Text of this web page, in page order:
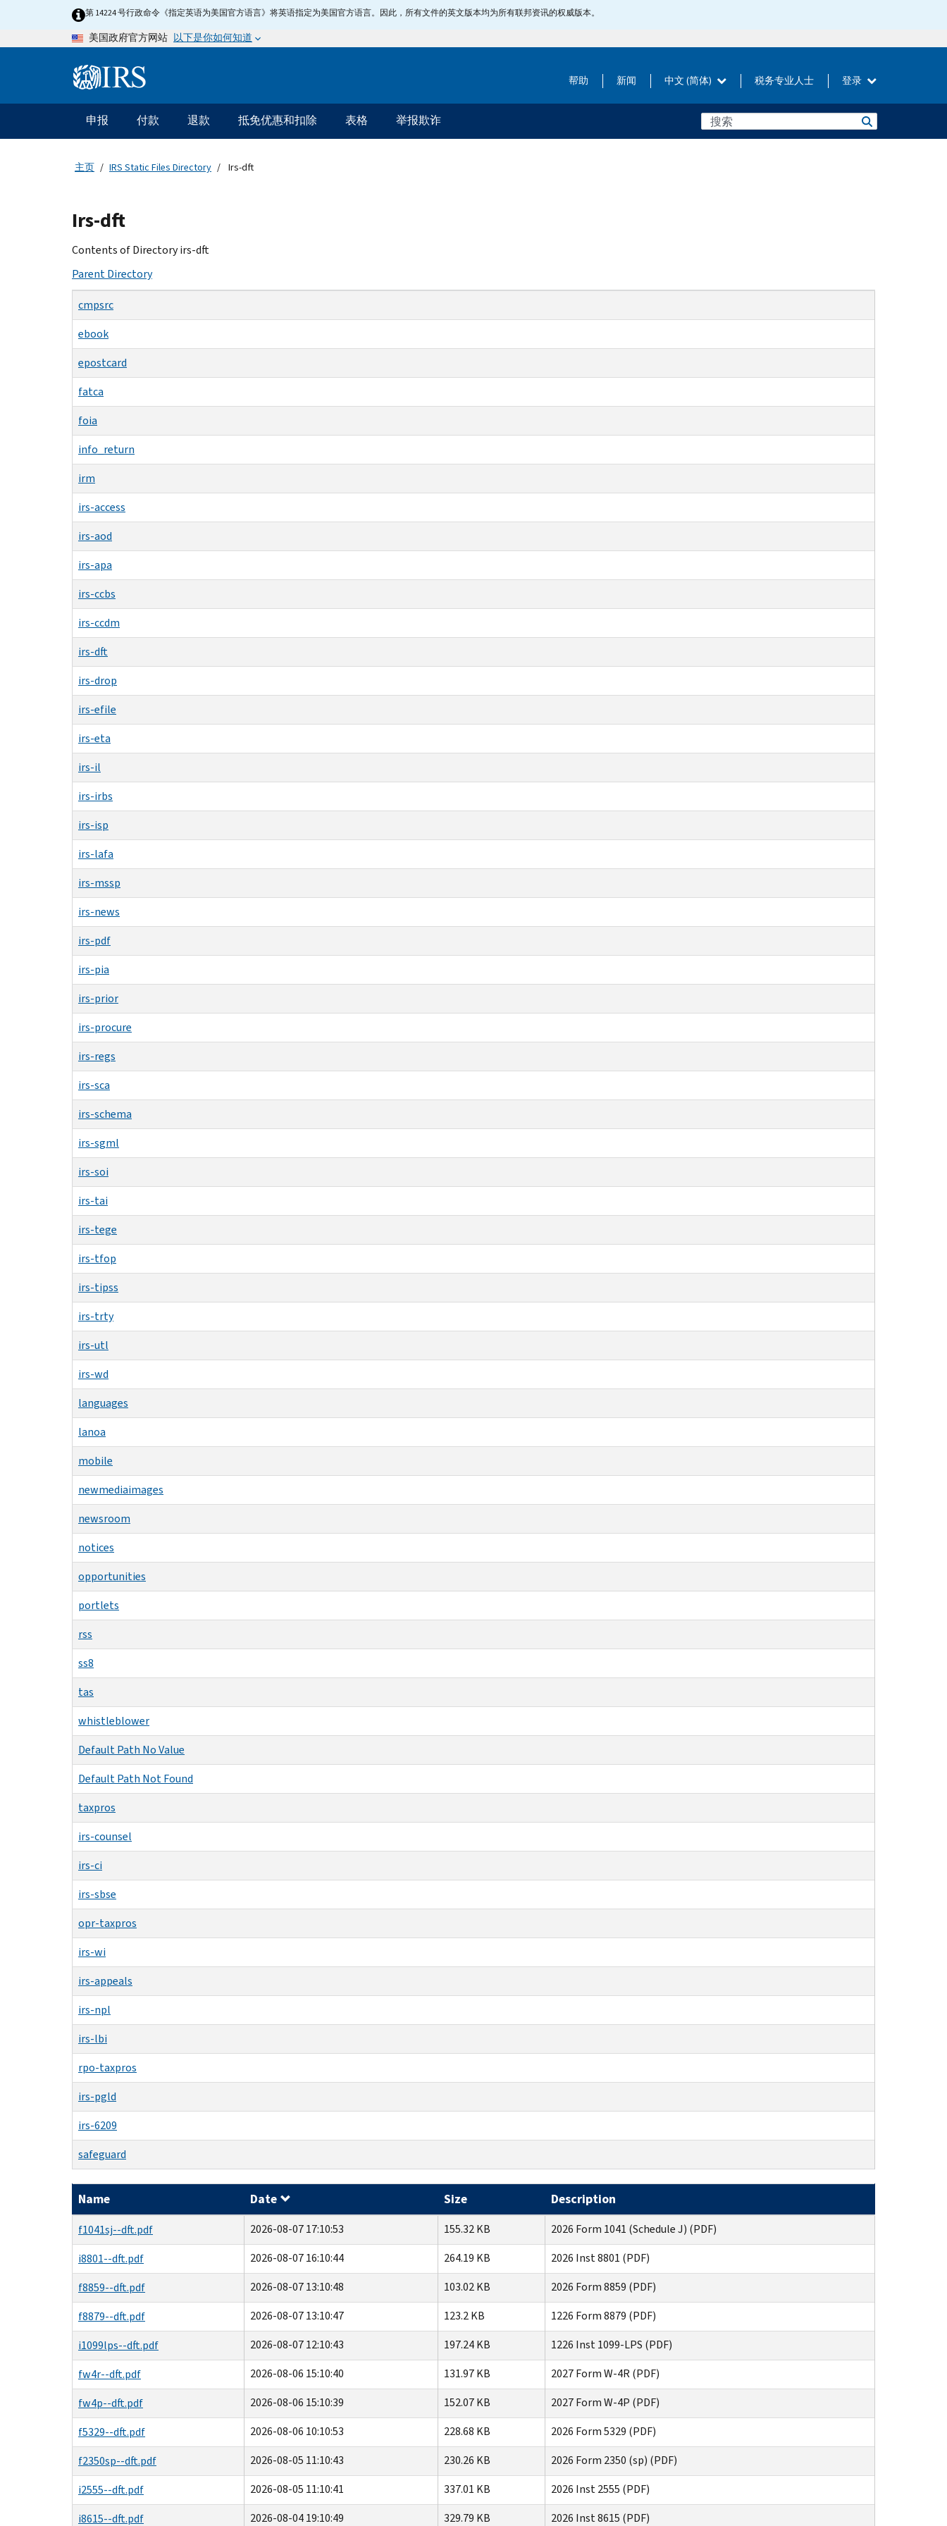
第 14224 号行政命令《指定英语为美国官方语言》将英语指定为美国官方语言。因此，所有文件的英文版本均为所有联邦资讯的权威版本。
美国政府官方网站 以下是你如何知道
Information 帮助 新闻 中文 (简体) 税务专业人士 登录
主
要
导
申报 付款 退款 抵免优惠和扣除 表格 举报欺诈
主页 IRS Static Files Directory Irs-dft
Beginning
of
main
Irs-dft
Contents of Directory irs-dft
Parent Directory
cmpsrc
ebook
epostcard
fatca
foia
info_return
irm
irs-access
irs-aod
irs-apa
irs-ccbs
irs-ccdm
irs-dft
irs-drop
irs-efile
irs-eta
irs-il
irs-irbs
irs-isp
irs-lafa
irs-mssp
irs-news
irs-pdf
irs-pia
irs-prior
irs-procure
irs-regs
irs-sca
irs-schema
irs-sgml
irs-soi
irs-tai
irs-tege
irs-tfop
irs-tipss
irs-trty
irs-utl
irs-wd
languages
lanoa
mobile
newmediaimages
newsroom
notices
opportunities
portlets
rss
ss8
tas
whistleblower
Default Path No Value
Default Path Not Found
taxpros
irs-counsel
irs-ci
irs-sbse
opr-taxpros
irs-wi
irs-appeals
irs-npl
irs-lbi
rpo-taxpros
irs-pgld
irs-6209
safeguard
Name Date Size Description
f1041sj--dft.pdf 2026-08-07 17:10:53 155.32 KB
2026 Form 1041 (Schedule J) (PDF)
i8801--dft.pdf
2026-08-07 16:10:44 264.19 KB
2026 Inst 8801 (PDF)
f8859--dft.pdf
2026-08-07 13:10:48 103.02 KB
2026 Form 8859 (PDF)
f8879--dft.pdf
2026-08-07 13:10:47 123.2 KB
1226 Form 8879 (PDF)
i1099lps--dft.pdf
2026-08-07 12:10:43 197.24 KB
1226 Inst 1099-LPS (PDF)
fw4r--dft.pdf
2026-08-06 15:10:40 131.97 KB
2027 Form W-4R (PDF)
fw4p--dft.pdf
2026-08-06 15:10:39 152.07 KB
2027 Form W-4P (PDF)
f5329--dft.pdf
2026-08-06 10:10:53 228.68 KB
2026 Form 5329 (PDF)
f2350sp--dft.pdf
2026-08-05 11:10:43 230.26 KB
2026 Form 2350 (sp) (PDF)
i2555--dft.pdf
2026-08-05 11:10:41 337.01 KB
2026 Inst 2555 (PDF)
i8615--dft.pdf
2026-08-04 19:10:49 329.79 KB 2026 Inst 8615 (PDF)